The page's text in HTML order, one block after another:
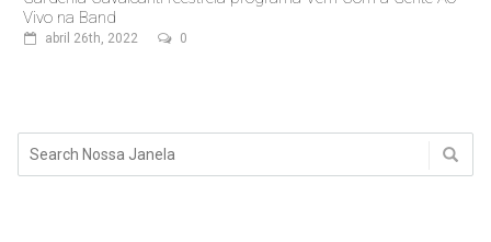
Vivo na Band
abril 26th, 2022 0